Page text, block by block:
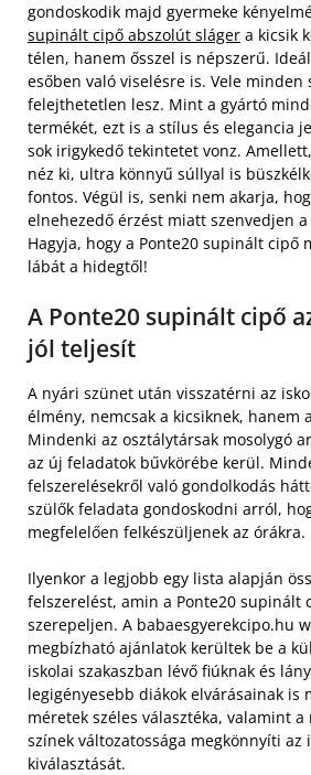
gondoskodik majd gyermeke
supinált cipő abszolút sláger a kicsik
télen, hanem ősszel is népszerű.
esőben való viselésre is. Vele minden
felejthetetlen lesz. Mint a gyártó
termékét, ezt is a stílus és elegancia
sok irigykedő tekintetet vonz.
néz ki, ultra könnyű súllyal is
fontos. Végül is, senki nem akarja,
elnehezedő érzést miatt szenvedjen
Hagyja, hogy a Ponte20 supinált cipő
lábát a hidegtől!
A Ponte20 supinált cipő
jól teljesít
A nyári szünet után visszatérni az
élmény, nemcsak a kicsiknek, hanem
Mindenki az osztálytársak mosolygó
az új feladatok bűvkörébe kerül.
felszerelésekről való gondolkodás
szülők feladata gondoskodni arról,
megfelelően felkészüljenek az órákra.
Ilyenkor a legjobb egy lista alapján
felszerelést, amin a Ponte20 supinált
szerepeljen. A babaesgyerekcipo.hu
megbízható ajánlatok kerültek be a
iskolai szakaszban lévő fiúknak és
legigényesebb diákok elvárásainak is
méretek széles választéka, valamint
színek változatossága megkönnyíti az
kiválasztását.